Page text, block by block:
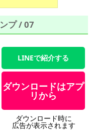
プ / 07
LINEで紹介する
ダウンロードはアプ
リから
ダウンロード時に
広告が表示されます